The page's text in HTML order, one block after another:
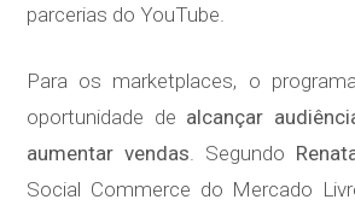
parcerias do YouTube.
Para os marketplaces, o
oportunidade de alcançar
aumentar vendas . Segundo
Social Commerce do Mercado